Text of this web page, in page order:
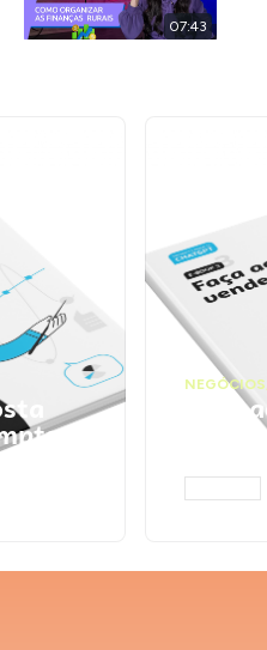
07:43
NEGÓCIOS
Faça